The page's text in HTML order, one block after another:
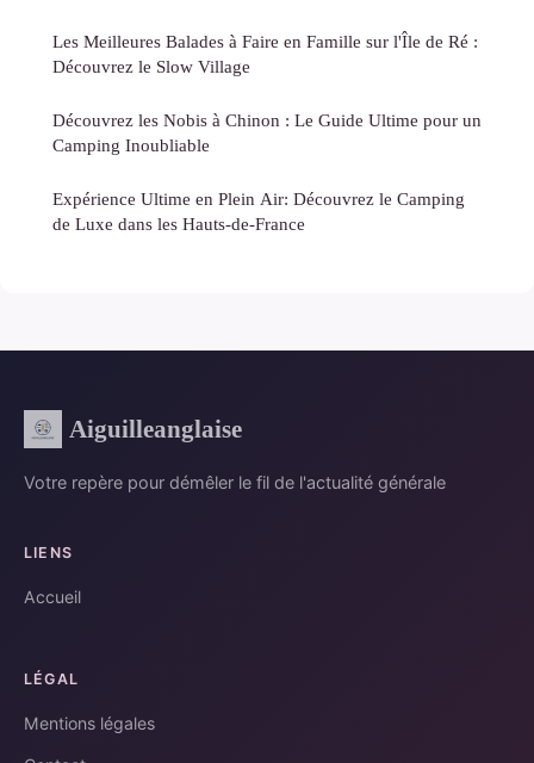
Les Meilleures Balades à Faire en Famille sur l'Île de Ré :
Découvrez le Slow Village
Découvrez les Nobis à Chinon : Le Guide Ultime pour un
Camping Inoubliable
Expérience Ultime en Plein Air: Découvrez le Camping
de Luxe dans les Hauts-de-France
Aiguilleanglaise
Votre repère pour démêler le fil de l'actualité générale
LIENS
Accueil
LÉGAL
Mentions légales